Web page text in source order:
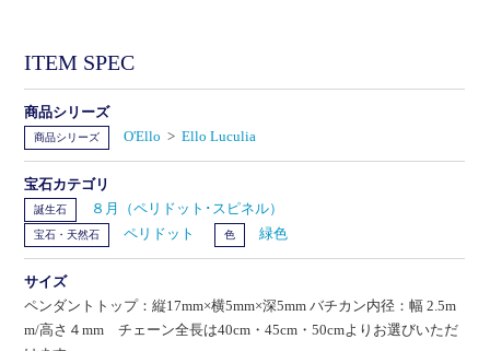
ITEM SPEC
商品シリーズ
商品シリーズ O'Ello >Ello Luculia
宝石カテゴリ
誕生石 ８月（ペリドット･スピネル）
宝石・天然石 ペリドット 色 緑色
サイズ
ペンダントトップ：縦17mm×横5mm×深5mm バチカン内径：幅 2.5m
m/高さ４mm チェーン全長は40cm・45cm・50cmよりお選びいただ